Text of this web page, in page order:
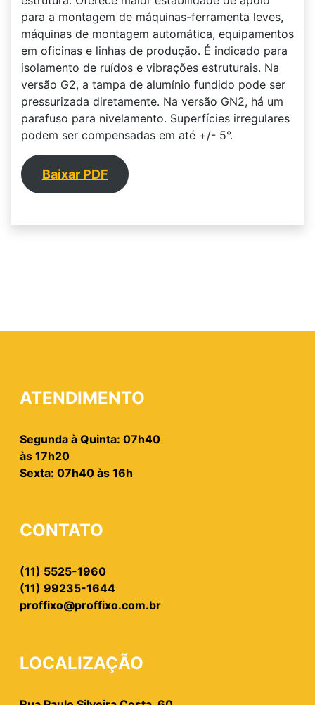
para a montagem de máquinas-ferramenta leves,
máquinas de montagem automática, equipamentos
em oficinas e linhas de produção. É indicado para
isolamento de ruídos e vibrações estruturais. Na
versão G2, a tampa de alumínio fundido pode ser
pressurizada diretamente. Na versão GN2, há um
parafuso para nivelamento. Superfícies irregulares
podem ser compensadas em até +/- 5°.
Baixar PDF
ATENDIMENTO
Segunda à Quinta: 07h40
às 17h20
Sexta: 07h40 às 16h
CONTATO
(11) 5525-1960
(11) 99235-1644
proffixo@proffixo.com.br
LOCALIZAÇÃO